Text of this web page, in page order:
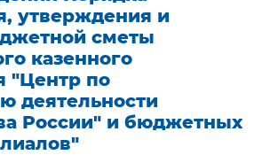
утверждения и
сметы
казенного
"Центр по
деятельности
России" и бюджетных